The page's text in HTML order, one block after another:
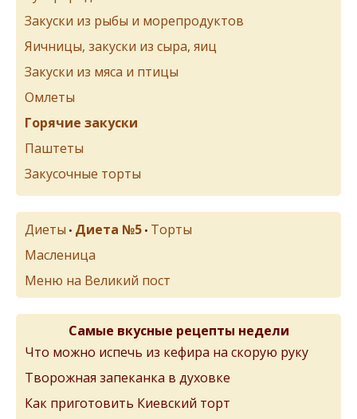
Закуски из рыбы и морепродуктов
Яичницы, закуски из сыра, яиц
Закуски из мяса и птицы
Омлеты
Горячие закуски
Паштеты
Закусочные торты
Диеты • Диета №5 • Торты
Масленица
Меню на Великий пост
Самые вкусные рецепты недели
Что можно испечь из кефира на скорую руку
Творожная запеканка в духовке
Как приготовить Киевский торт